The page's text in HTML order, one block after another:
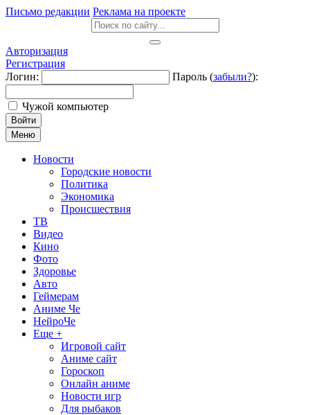
Письмо редакции Реклама на проекте
Авторизация
Регистрация
Логин:
Пароль (забыли?):
Чужой компьютер
Войти
Меню
Новости
Городские новости
Политика
Экономика
Происшествия
ТВ
Видео
Кино
Фото
Здоровье
Авто
Геймерам
Аниме Че
НейроЧе
Еще +
Игровой сайт
Аниме сайт
Гороскоп
Онлайн аниме
Новости игр
Для рыбаков